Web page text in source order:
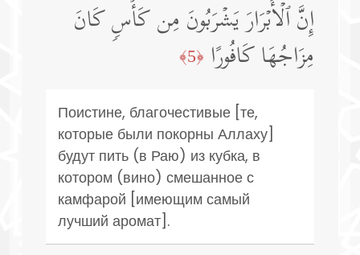
إِنَّ ٱلۡأَبۡرَارَ یَشۡرَبُونَ مِن كَأۡسࣲ كَانَ
مِزَاجُهَا كَافُورًا ﴿5﴾
Поистине, благочестивые [те,
которые были покорны Аллаху]
будут пить (в Раю) из кубка, в
котором (вино) смешанное с
камфарой [имеющим самый
лучший аромат].